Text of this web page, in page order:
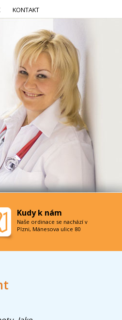
KONTAKT
Kudy k nám
Naše ordinace se nachází v
Plzni, Mánesova ulice 80